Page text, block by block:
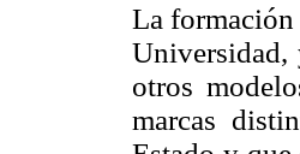
La formación
Universidad,
otros
marcas